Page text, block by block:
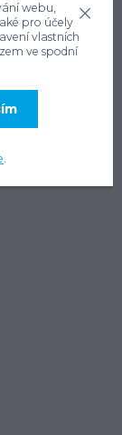
webu,
pro účely
vlastních
ve spodní
.